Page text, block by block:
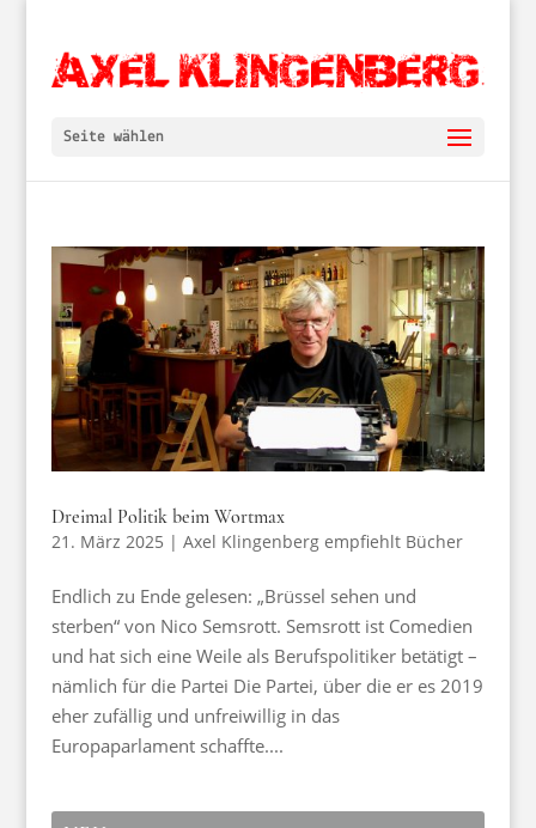
Seite wählen
Dreimal Politik beim Wortmax
21. März 2025 | Axel Klingenberg empfiehlt Bücher
Endlich zu Ende gelesen: „Brüssel sehen und
sterben“ von Nico Semsrott. Semsrott ist Comedien
und hat sich eine Weile als Berufspolitiker betätigt –
nämlich für die Partei Die Partei, über die er es 2019
eher zufällig und unfreiwillig in das
Europaparlament schaffte....